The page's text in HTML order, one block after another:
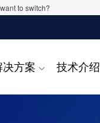
to switch?
决方案 技术介绍